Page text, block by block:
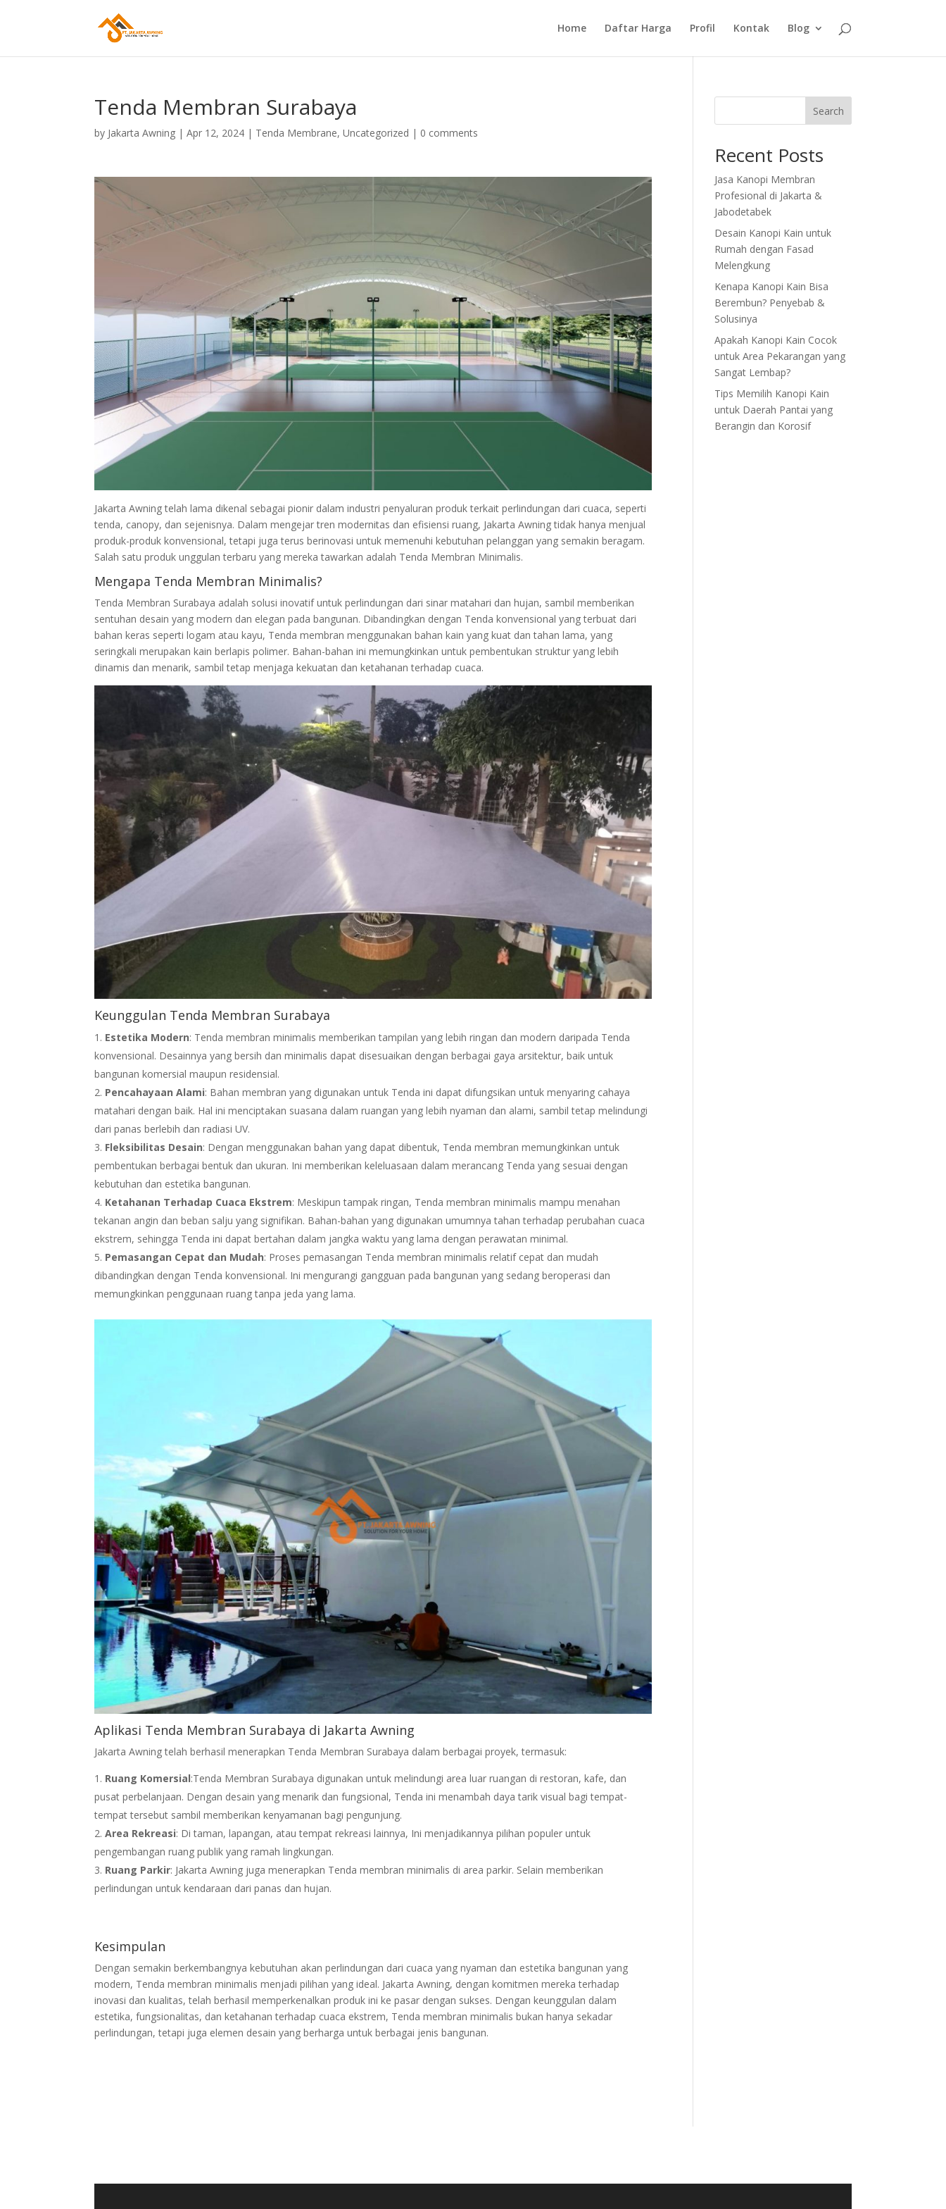
Home Daftar Harga Profil Kontak Blog
Tenda Membran Surabaya
by Jakarta Awning |Apr 12, 2024 | Tenda Membrane,Uncategorized | 0 comments
Jakarta Awning telah lama dikenal sebagai pionir dalam industri penyaluran produk terkait perlindungan dari cuaca, seperti
tenda, canopy, dan sejenisnya. Dalam mengejar tren modernitas dan efisiensi ruang, Jakarta Awning tidak hanya menjual
produk-produk konvensional, tetapi juga terus berinovasi untuk memenuhi kebutuhan pelanggan yang semakin beragam.
Salah satu produk unggulan terbaru yang mereka tawarkan adalah Tenda Membran Minimalis.
Mengapa Tenda Membran Minimalis?
Tenda Membran Surabaya adalah solusi inovatif untuk perlindungan dari sinar matahari dan hujan, sambil memberikan
sentuhan desain yang modern dan elegan pada bangunan. Dibandingkan dengan Tenda konvensional yang terbuat dari
bahan keras seperti logam atau kayu, Tenda membran menggunakan bahan kain yang kuat dan tahan lama, yang
seringkali merupakan kain berlapis polimer. Bahan-bahan ini memungkinkan untuk pembentukan struktur yang lebih
dinamis dan menarik, sambil tetap menjaga kekuatan dan ketahanan terhadap cuaca.
Keunggulan Tenda Membran Surabaya
Estetika Modern: Tenda membran minimalis memberikan tampilan yang lebih ringan dan modern daripada Tenda
konvensional. Desainnya yang bersih dan minimalis dapat disesuaikan dengan berbagai gaya arsitektur, baik untuk
bangunan komersial maupun residensial.
Pencahayaan Alami: Bahan membran yang digunakan untuk Tenda ini dapat difungsikan untuk menyaring cahaya
matahari dengan baik. Hal ini menciptakan suasana dalam ruangan yang lebih nyaman dan alami, sambil tetap melindungi
dari panas berlebih dan radiasi UV.
Fleksibilitas Desain: Dengan menggunakan bahan yang dapat dibentuk, Tenda membran memungkinkan untuk
pembentukan berbagai bentuk dan ukuran. Ini memberikan keleluasaan dalam merancang Tenda yang sesuai dengan
kebutuhan dan estetika bangunan.
Ketahanan Terhadap Cuaca Ekstrem: Meskipun tampak ringan, Tenda membran minimalis mampu menahan
tekanan angin dan beban salju yang signifikan. Bahan-bahan yang digunakan umumnya tahan terhadap perubahan cuaca
ekstrem, sehingga Tenda ini dapat bertahan dalam jangka waktu yang lama dengan perawatan minimal.
Pemasangan Cepat dan Mudah: Proses pemasangan Tenda membran minimalis relatif cepat dan mudah
dibandingkan dengan Tenda konvensional. Ini mengurangi gangguan pada bangunan yang sedang beroperasi dan
memungkinkan penggunaan ruang tanpa jeda yang lama.
Aplikasi Tenda Membran Surabaya di Jakarta Awning
Jakarta Awning telah berhasil menerapkan Tenda Membran Surabaya dalam berbagai proyek, termasuk:
Ruang Komersial:Tenda Membran Surabaya digunakan untuk melindungi area luar ruangan di restoran, kafe, dan
pusat perbelanjaan. Dengan desain yang menarik dan fungsional, Tenda ini menambah daya tarik visual bagi tempat-
tempat tersebut sambil memberikan kenyamanan bagi pengunjung.
Area Rekreasi: Di taman, lapangan, atau tempat rekreasi lainnya, Ini menjadikannya pilihan populer untuk
pengembangan ruang publik yang ramah lingkungan.
Ruang Parkir: Jakarta Awning juga menerapkan Tenda membran minimalis di area parkir. Selain memberikan
perlindungan untuk kendaraan dari panas dan hujan.
Kesimpulan
Dengan semakin berkembangnya kebutuhan akan perlindungan dari cuaca yang nyaman dan estetika bangunan yang
modern, Tenda membran minimalis menjadi pilihan yang ideal. Jakarta Awning, dengan komitmen mereka terhadap
inovasi dan kualitas, telah berhasil memperkenalkan produk ini ke pasar dengan sukses. Dengan keunggulan dalam
estetika, fungsionalitas, dan ketahanan terhadap cuaca ekstrem, Tenda membran minimalis bukan hanya sekadar
perlindungan, tetapi juga elemen desain yang berharga untuk berbagai jenis bangunan.
Search
Recent Posts
Jasa Kanopi Membran
Profesional di Jakarta &
Jabodetabek
Desain Kanopi Kain untuk
Rumah dengan Fasad
Melengkung
Kenapa Kanopi Kain Bisa
Berembun? Penyebab &
Solusinya
Apakah Kanopi Kain Cocok
untuk Area Pekarangan yang
Sangat Lembap?
Tips Memilih Kanopi Kain
untuk Daerah Pantai yang
Berangin dan Korosif